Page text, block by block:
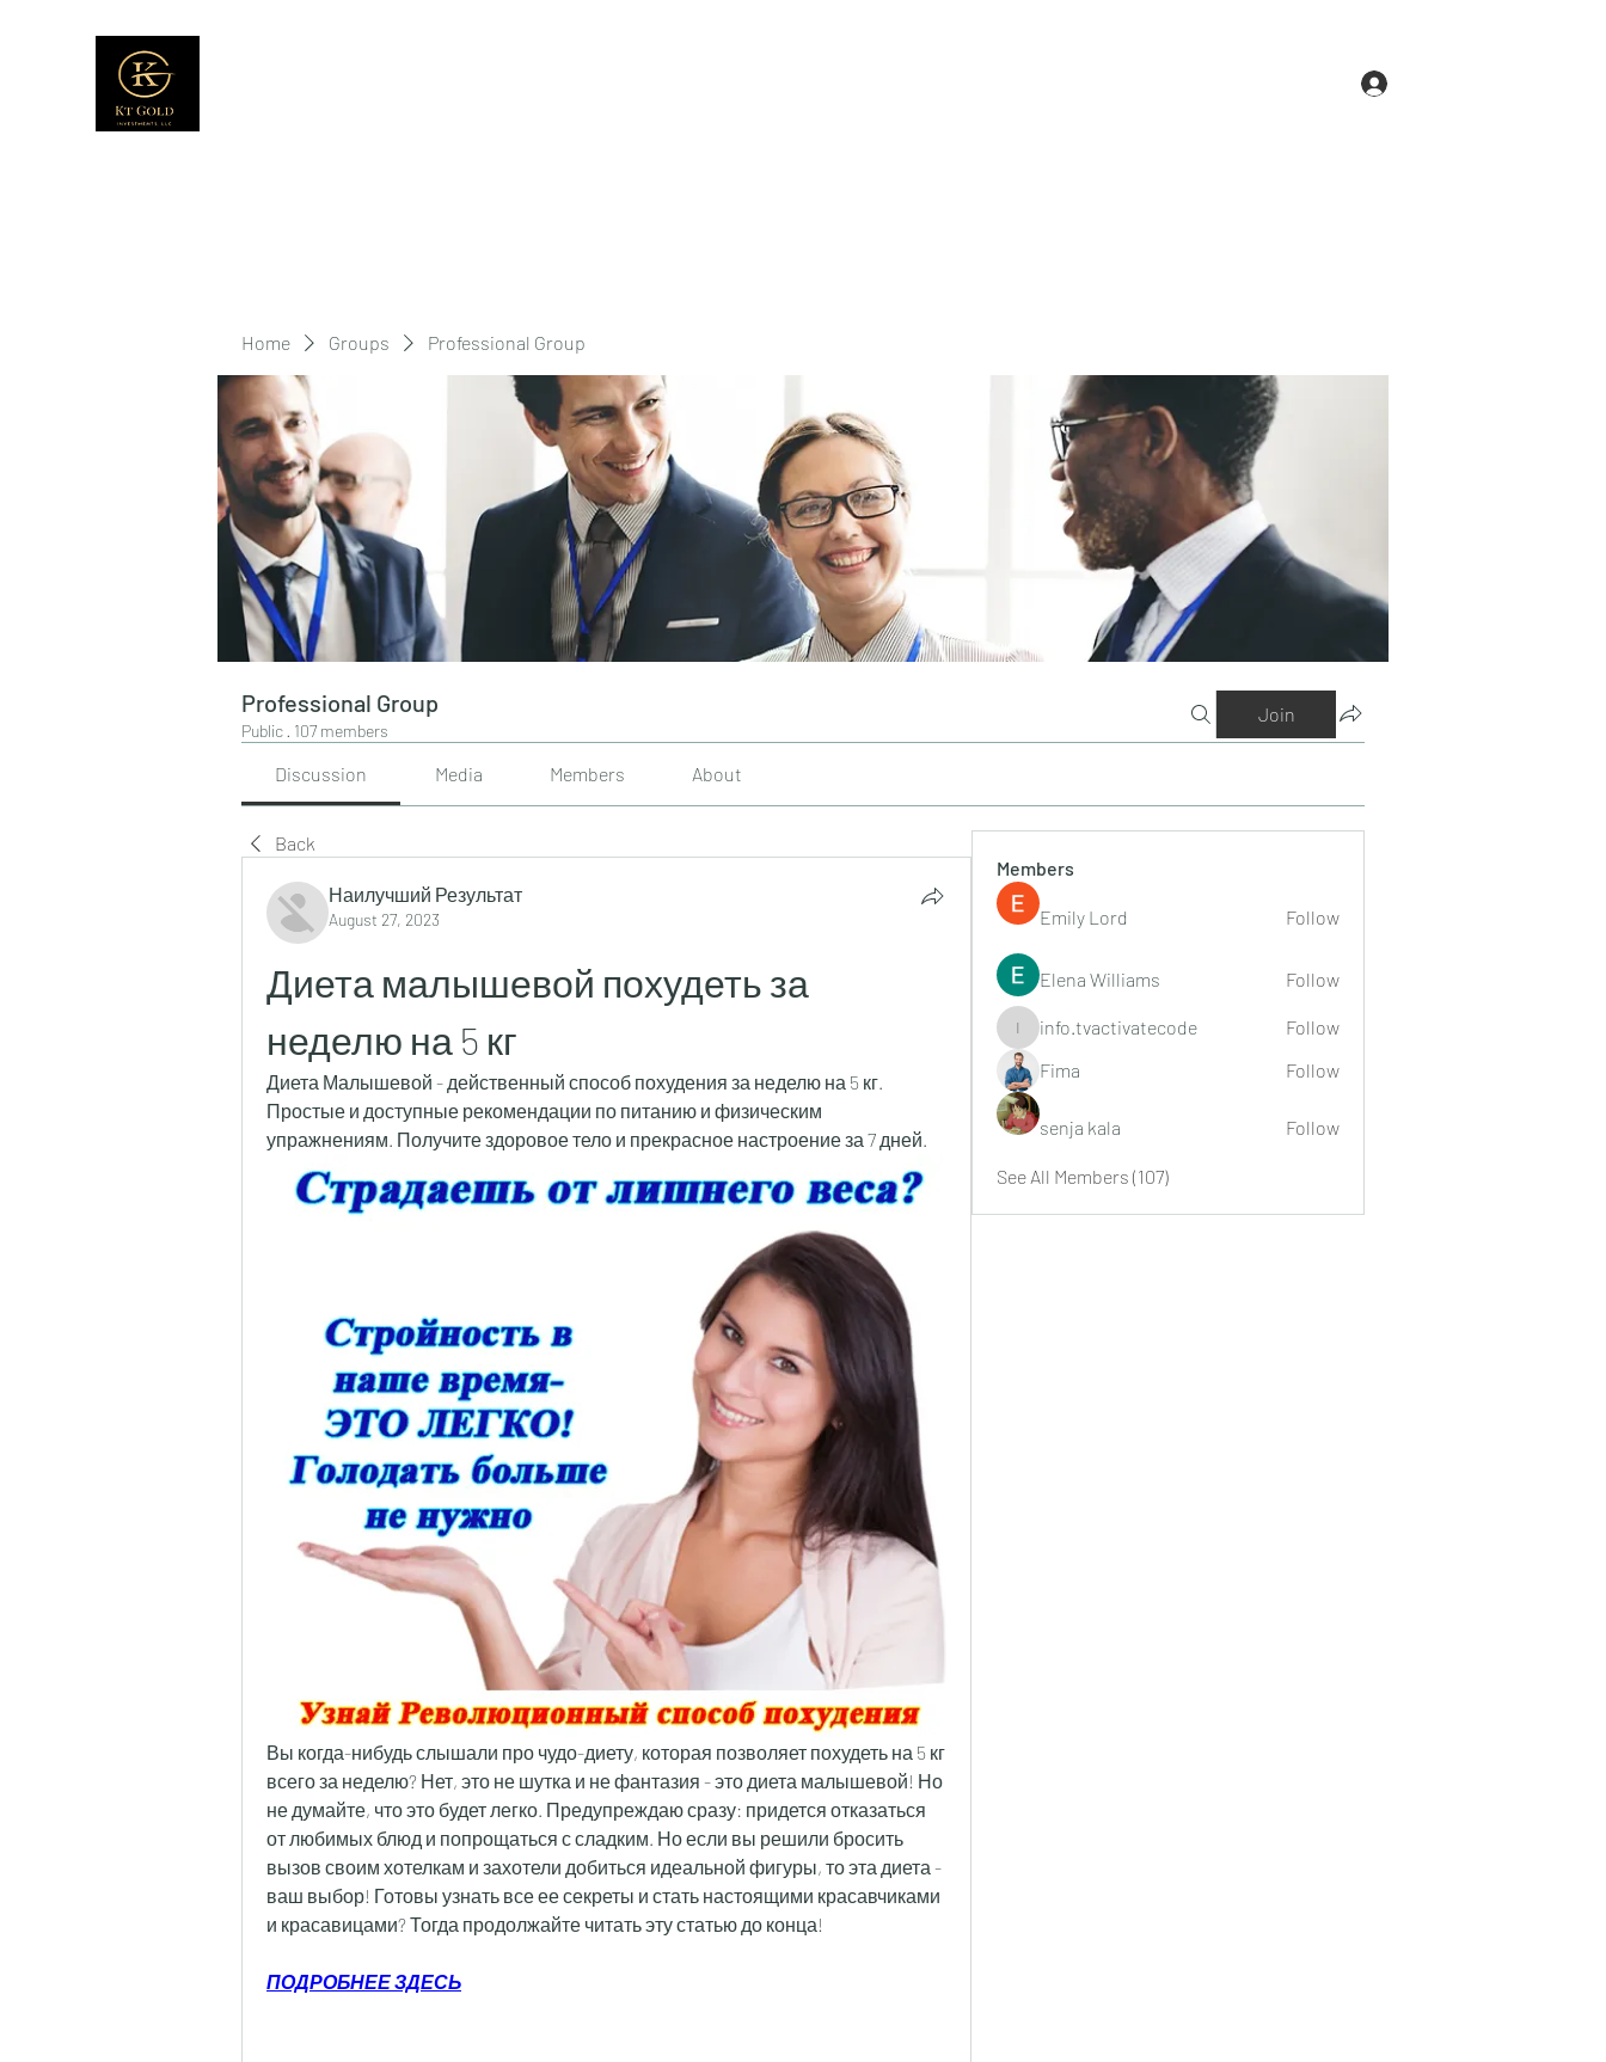
Home Groups Professional Group
Professional Group
Public · 107 members
Join
Discussion Media Members About
Back
Наилучший Результат
August 27, 2023
Диета малышевой похудеть за
неделю на 5 кг
Диета Малышевой - действенный способ похудения за неделю на 5 кг.
Простые и доступные рекомендации по питанию и физическим
упражнениям. Получите здоровое тело и прекрасное настроение за 7 дней.
Вы когда-нибудь слышали про чудо-диету, которая позволяет похудеть на 5 кг
всего за неделю? Нет, это не шутка и не фантазия - это диета малышевой! Но
не думайте, что это будет легко. Предупреждаю сразу: придется отказаться
от любимых блюд и попрощаться с сладким. Но если вы решили бросить
вызов своим хотелкам и захотели добиться идеальной фигуры, то эта диета -
ваш выбор! Готовы узнать все ее секреты и стать настоящими красавчиками
и красавицами? Тогда продолжайте читать эту статью до конца!
ПОДРОБНЕЕ ЗДЕСЬ
Members
Emily Lord Follow
Elena Williams Follow
info.tvactivatecode
info.tvactivatecode
Follow
Fima
Follow
senja kala Follow
See All Members (107)